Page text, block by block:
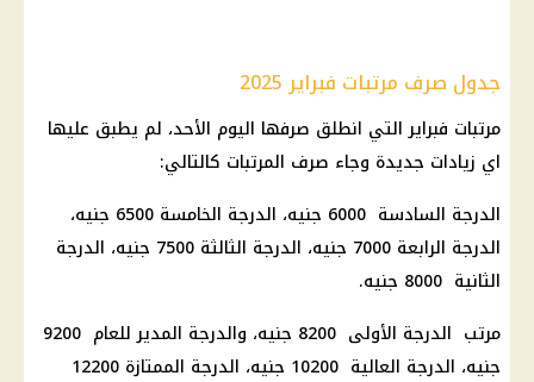
جدول صرف مرتبات فبراير 2025
مرتبات فبراير التي انطلق صرفها اليوم الأحد، لم يطبق عليها
اي زيادات جديدة وجاء صرف المرتبات كالتالي:
الدرجة السادسة 6000 جنيه، الدرجة الخامسة 6500 جنيه،
الدرجة الرابعة 7000 جنيه، الدرجة الثالثة 7500 جنيه، الدرجة
الثانية 8000 جنيه.
مرتب الدرجة الأولى 8200 جنيه، والدرجة المدير للعام 9200
جنيه، الدرجة العالية 10200 جنيه، الدرجة الممتازة 12200